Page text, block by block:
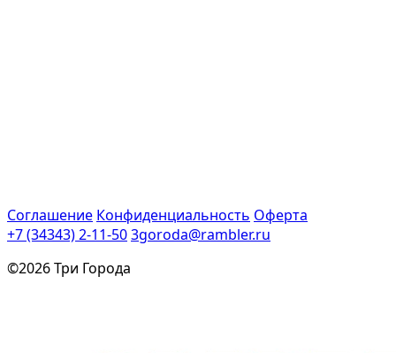
Соглашение Конфиденциальность Оферта
+7 (34343) 2-11-503goroda@rambler.ru
©2026 Три Города